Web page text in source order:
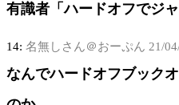
有識者「ハードオフでジャ
14: 名無しさん＠おーぷん 21/
なんでハードオフブック